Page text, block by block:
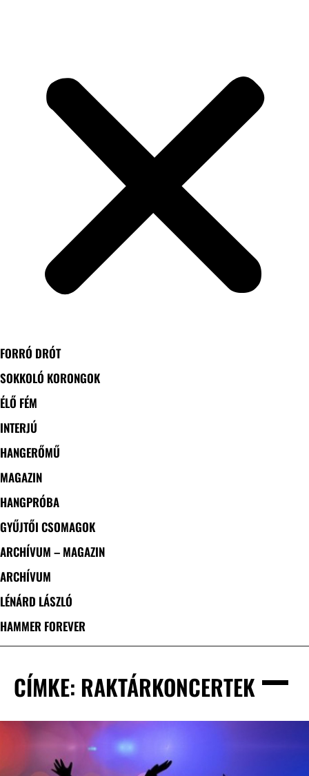
FORRÓ DRÓT
SOKKOLÓ KORONGOK
ÉLŐ FÉM
INTERJÚ
HANGERŐMŰ
MAGAZIN
HANGPRÓBA
GYŰJTŐI CSOMAGOK
ARCHÍVUM – MAGAZIN
ARCHÍVUM
LÉNÁRD LÁSZLÓ
HAMMER FOREVER
CÍMKE: RAKTÁRKONCERTEK